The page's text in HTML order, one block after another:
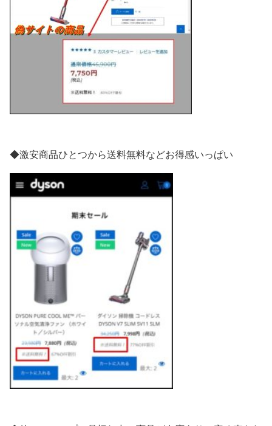
◆激安商品ひとつから送料無料などお得感いっぱい